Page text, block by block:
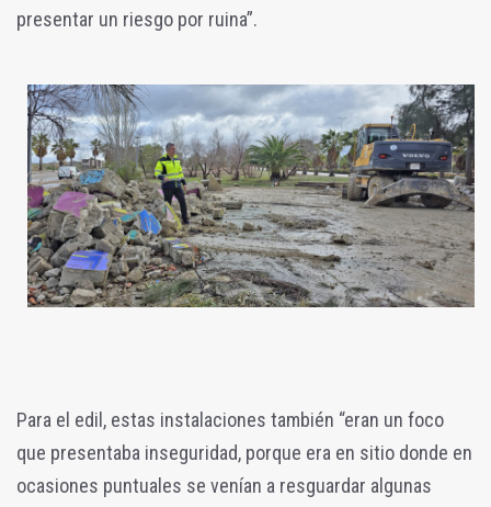
presentar un riesgo por ruina”.
Para el edil, estas instalaciones también “eran un foco
que presentaba inseguridad, porque era en sitio donde en
ocasiones puntuales se venían a resguardar algunas